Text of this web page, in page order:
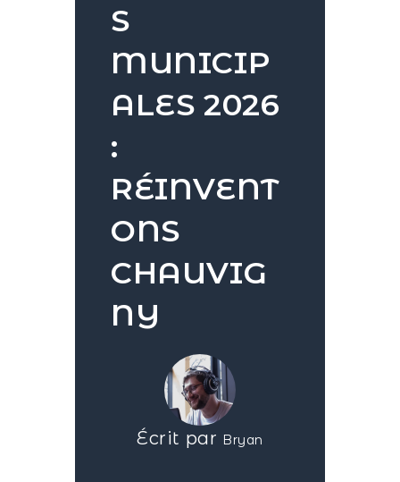
S
MUNICIP
ALES 2026
:
RÉINVENT
ONS
CHAUVIG
NY
Écrit par Bryan